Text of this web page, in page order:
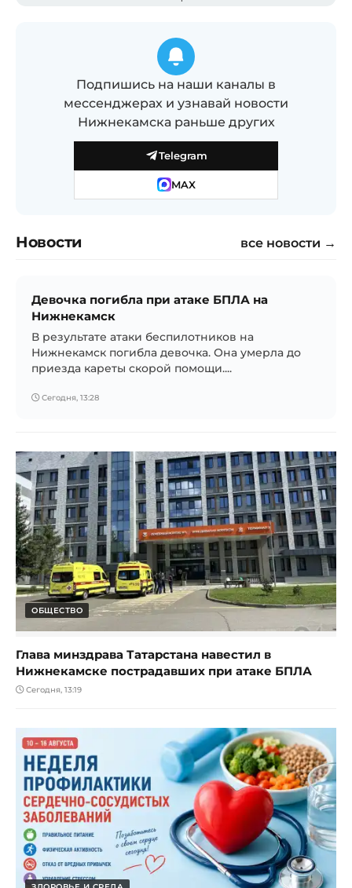
Подпишись на наши каналы в
мессенджерах и узнавай новости
Нижнекамска раньше других
Telegram
MAX
Новости все новости →
Девочка погибла при атаке БПЛА на
Нижнекамск
В результате атаки беспилотников на
Нижнекамск погибла девочка. Она умерла до
приезда кареты скорой помощи....
Сегодня, 13:28
ОБЩЕСТВО
Глава минздрава Татарстана навестил в
Нижнекамске пострадавших при атаке БПЛА
Сегодня, 13:19